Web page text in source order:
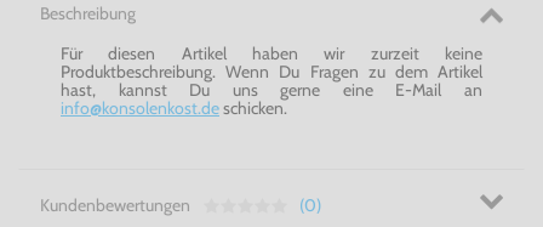
Beschreibung
Für diesen Artikel haben wir zurzeit keine
Produktbeschreibung. Wenn Du Fragen zu dem Artikel
hast, kannst Du uns gerne eine E-Mail an
info@konsolenkost.deschicken.
Kundenbewertungen (0)